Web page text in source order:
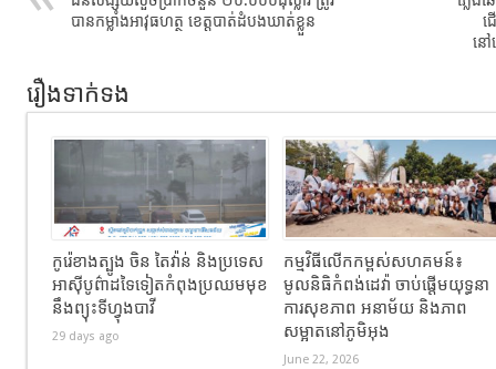
បានកម្លាំងអាវុធហត្ថ ខេត្តបាត់ដំបងឃាត់ខ្លួន
ជ
នៅ
រឿងទាក់ទង
កូរ៉េខាងត្បូង ចិន តៃវ៉ាន់ និងប្រទេស
អាស៊ីបូព៌ាដទៃទៀតកំពុងប្រឈមមុខ
នឹងព្យុះទីហ្វុងបាវី
29 days ago
កម្មវិធីលើកកម្ពស់សហគមន៍៖
មូលនិធិកំពង់ដេវ៉ា ចាប់ផ្តើមយុទ្ធនា
ការសុខភាព អនាម័យ និងភាព
សម្អាតនៅភូមិអុង
June 22, 2026